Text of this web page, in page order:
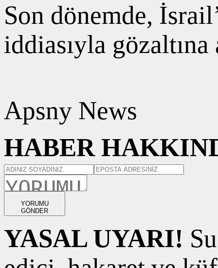
Son dönemde,
iddiasıyla gözaltına
Apsny News
HABER
YORUMU
GÖNDER
YASAL UYARI!